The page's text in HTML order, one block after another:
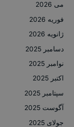
می 2026
فوریه 2026
ژانویه 2026
دسامبر 2025
نوامبر 2025
اکتبر 2025
سپتامبر 2025
آگوست 2025
جولای 2025